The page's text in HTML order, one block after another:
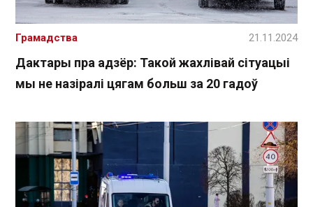
Дактары пра адзёр: Такой жахлівай сітуацыі
мы не назіралі цягам больш за 20 гадоў
Грамадства 21.11.2024